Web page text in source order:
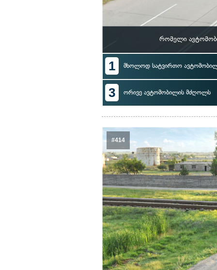
რომელი
1 მხოლოდ სატვირთო
3 ორივე ავტომობილის მძღოლს
#414